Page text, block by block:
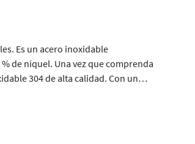
Es un acero inoxidable
de níquel. Una vez que comprenda
304 de alta calidad. Con un